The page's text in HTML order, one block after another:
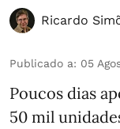
Ricardo
Publicado a: 05
Poucos dias
50 mil